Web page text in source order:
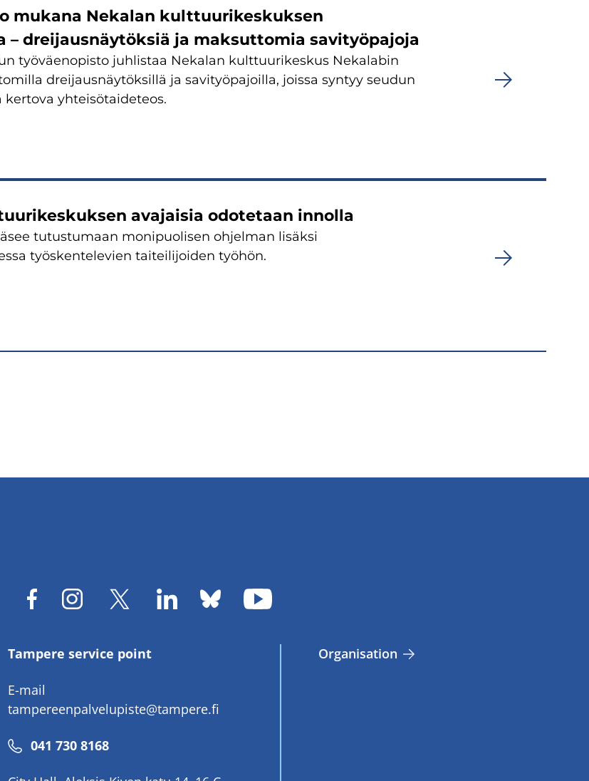
mukana Nekalan kulttuurikeskuksen
– dreijausnäytöksiä ja maksuttomia savityöpajoja
työväenopisto juhlistaa Nekalan kulttuurikeskus Nekalabin
dreijausnäytöksillä ja savityöpajoilla, joissa syntyy seudun
yhteisötaideteos.
avajaisia odotetaan innolla
tutustumaan monipuolisen ohjelman lisäksi
työskentelevien taiteilijoiden työhön.
Tampere service point
E-mail
tampereenpalvelupiste@tampere.fi
Phone
041 730 8168
Organisation